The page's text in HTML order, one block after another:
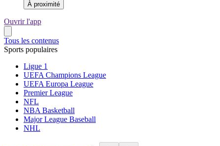
À proximité
Ouvrir l'app
Tous les contenus
Sports populaires
Ligue 1
UEFA Champions League
UEFA Europa League
Premier League
NFL
NBA Basketball
Major League Baseball
NHL